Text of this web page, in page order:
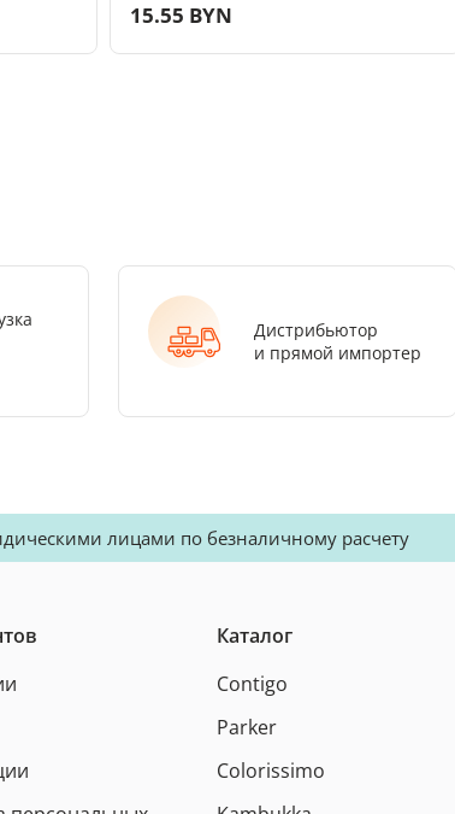
15.55 BYN
Дистрибьютор
и прямой импортер
лицами по безналичному расчету
Каталог
Contigo
Parker
Colorissimo